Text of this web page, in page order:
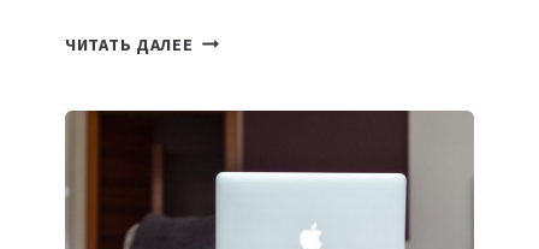
ЧИТАТЬ ДАЛЕЕ 7
ПОМОГАЮТ
СОЗДАВАТЬ